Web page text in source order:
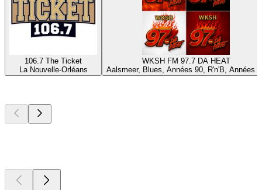
106.7 The Ticket
La Nouvelle-Orléans
WKSH FM 97.7 DA HEAT
Aalsmeer, Blues, Années 90, R'n'B, Années